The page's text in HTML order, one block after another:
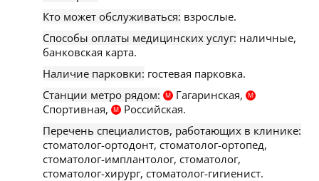
Кто может обслуживаться: взрослые.
Способы оплаты медицинских услуг: наличные,
банковская карта.
Наличие парковки: гостевая парковка.
Станции метро рядом:
М Гагаринская, М
Спортивная, М
Российская.
Перечень специалистов, работающих в клинике:
стоматолог-ортодонт, стоматолог-ортопед,
стоматолог-имплантолог, стоматолог,
стоматолог-хирург, стоматолог-гигиенист.